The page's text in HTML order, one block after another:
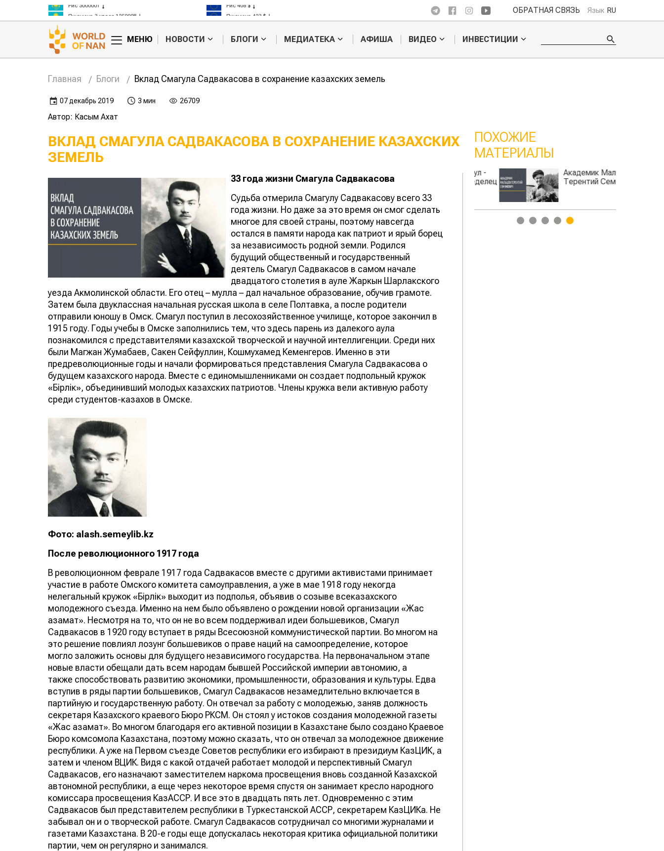
Пшеница 3 класс 125000₸
Рис 408 $
Пшеница 423 $
ОБРАТНАЯ СВЯЗЬ Язык RU
МЕНЮ НОВОСТИ БЛОГИ МЕДИАТЕКА АФИША ВИДЕО ИНВЕСТИЦИИ
Главная Блоги Вклад Смагула Садвакасова в сохранение казахских земель
07 декабрь 2019 3 мин 26709
Автор: Касым Ахат
ВКЛАД СМАГУЛА САДВАКАСОВА В СОХРАНЕНИЕ КАЗАХСКИХ
ЗЕМЕЛЬ
33 года жизни Смагула Садвакасова
Судьба отмерила Смагулу Садвакасову всего 33
года жизни. Но даже за это время он смог сделать
многое для своей страны, поэтому навсегда
остался в памяти народа как патриот и ярый борец
за независимость родной земли. Родился
будущий общественный и государственный
деятель Смагул Садвакасов в самом начале
двадцатого столетия в ауле Жаркын Шарлакского
уезда Акмолинской области. Его отец – мулла – дал начальное образование, обучив грамоте.
Затем была двуклассная начальная русская школа в селе Полтавка, а после родители
отправили юношу в Омск. Смагул поступил в лесохозяйственное училище, которое закончил в
1915 году. Годы учебы в Омске заполнились тем, что здесь парень из далекого аула
познакомился с представителями казахской творческой и научной интеллигенции. Среди них
были Магжан Жумабаев, Сакен Сейфуллин, Кошмухамед Кеменгеров. Именно в эти
предреволюционные годы и начали формироваться представления Смагула Садвакасова о
будущем казахского народа. Вместе с единомышленниками он создает подпольный кружок
«Бірлік», объединивший молодых казахских патриотов. Члены кружка вели активную работу
среди студентов-казахов в Омске.
Фото: alash.semeylib.kz
После революционного 1917 года
В революционном феврале 1917 года Садвакасов вместе с другими активистами принимает
участие в работе Омского комитета самоуправления, а уже в мае 1918 году некогда
нелегальный кружок «Бірлік» выходит из подполья, объявив о созыве всеказахского
молодежного съезда. Именно на нем было объявлено о рождении новой организации «Жас
азамат». Несмотря на то, что он не во всем поддерживал идеи большевиков, Смагул
Садвакасов в 1920 году вступает в ряды Всесоюзной коммунистической партии. Во многом на
это решение повлиял лозунг большевиков о праве наций на самоопределение, которое
могло заложить основы для будущего независимого государства. На первоначальном этапе
новые власти обещали дать всем народам бывшей Российской империи автономию, а
также способствовать развитию экономики, промышленности, образования и культуры. Едва
вступив в ряды партии большевиков, Смагул Садвакасов незамедлительно включается в
партийную и государственную работу. Он отвечал за работу с молодежью, заняв должность
секретаря Казахского краевого Бюро РКСМ. Он стоял у истоков создания молодежной газеты
«Жас азамат». Во многом благодаря его активной позиции в Казахстане было создано Краевое
Бюро комсомола Казахстана, поэтому можно сказать, что он отвечал за молодежное движение
республики. А уже на Первом съезде Советов республики его избирают в президиум КазЦИК, а
затем и членом ВЦИК. Видя с какой отдачей работает молодой и перспективный Смагул
Садвакасов, его назначают заместителем наркома просвещения вновь созданной Казахской
автономной республики, а еще через некоторое время спустя он занимает кресло народного
комиссара просвещения КазАССР. И все это в двадцать пять лет. Одновременно с этим
Садвакасов был представителем республики в Туркестанской АССР, секретарем КазЦИКа. Не
забывал он и о творческой работе. Смагул Садвакасов сотрудничал со многими журналами и
газетами Казахстана. В 20-е годы еще допускалась некоторая критика официальной политики
партии, чем он регулярно и занимался.
ПОХОЖИЕ
МАТЕРИАЛЫ
рисовод Ибрай
Роль национальной
интеллигенции в
земельного вопроса
Академик Мальцев
Терентий Семенович
1 2 3 4 5